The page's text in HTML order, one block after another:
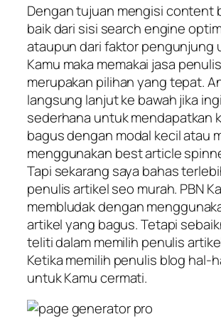
Dengan tujuan mengisi content
baik dari sisi search engine
ataupun dari faktor pengunjung
Kamu maka memakai jasa
merupakan pilihan yang tepat.
langsung lanjut ke bawah jika
sederhana untuk mendapatkan
bagus dengan modal kecil atau
menggunakan best article
Tapi sekarang saya bahas
penulis artikel seo murah. PBN
membludak dengan
artikel yang bagus. Tetapi
teliti dalam memilih penulis
Ketika memilih penulis blog hal-
untuk Kamu cermati.